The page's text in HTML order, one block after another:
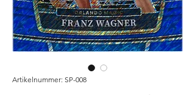
Artikelnummer: SP-008